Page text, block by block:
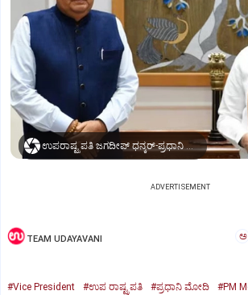
ಉಪರಾಷ್ಟ್ರಪತಿ ಜಗದೀಪ್‌ ಧನ್ಕರ್-ಪ್ರಧಾನಿ ಮೋದಿ
ADVERTISEMENT
TEAM UDAYAVANI ಅ
#Vice President #ಉಪ ರಾಷ್ಟ್ರಪತಿ #ಪ್ರಧಾನಿ ಮೋದಿ #PM